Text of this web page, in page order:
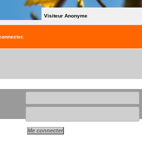
Visiteur Anonyme